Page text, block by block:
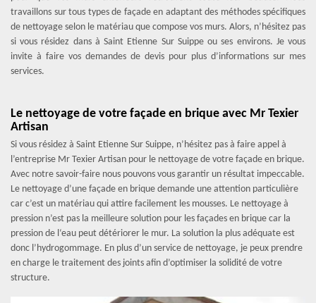
travaillons sur tous types de façade en adaptant des méthodes spécifiques
de nettoyage selon le matériau que compose vos murs. Alors, n’hésitez pas
si vous résidez dans à Saint Etienne Sur Suippe ou ses environs. Je vous
invite à faire vos demandes de devis pour plus d’informations sur mes
services.
Le nettoyage de votre façade en brique avec Mr Texier
Artisan
Si vous résidez à Saint Etienne Sur Suippe, n’hésitez pas à faire appel à
l’entreprise Mr Texier Artisan pour le nettoyage de votre façade en brique.
Avec notre savoir-faire nous pouvons vous garantir un résultat impeccable.
Le nettoyage d’une façade en brique demande une attention particulière
car c’est un matériau qui attire facilement les mousses. Le nettoyage à
pression n’est pas la meilleure solution pour les façades en brique car la
pression de l‘eau peut détériorer le mur. La solution la plus adéquate est
donc l’hydrogommage. En plus d’un service de nettoyage, je peux prendre
en charge le traitement des joints afin d’optimiser la solidité de votre
structure.